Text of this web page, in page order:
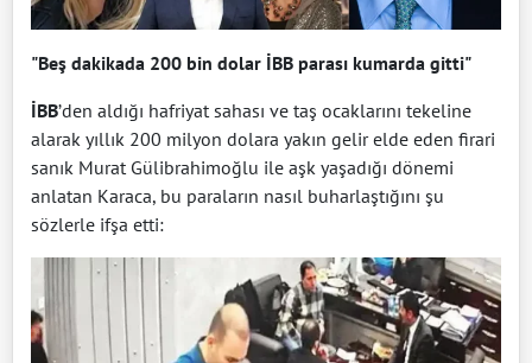
"Beş dakikada 200 bin dolar İBB parası kumarda gitti"
İBB’den aldığı hafriyat sahası ve taş ocaklarını tekeline
alarak yıllık 200 milyon dolara yakın gelir elde eden firari
sanık Murat Gülibrahimoğlu ile aşk yaşadığı dönemi
anlatan Karaca, bu paraların nasıl buharlaştığını şu
sözlerle ifşa etti: